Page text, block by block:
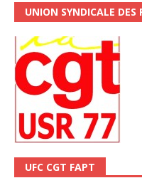
UNION SYNDICALE DES
UFC CGT FAPT